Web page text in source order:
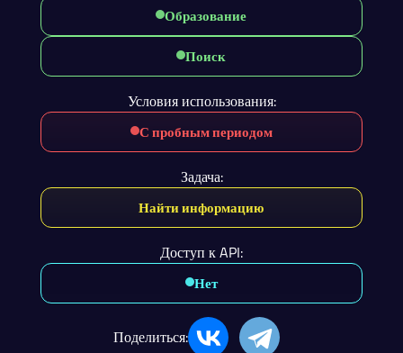
Образование
Поиск
Условия использования:
С пробным периодом
Задача:
Найти информацию
Доступ к API:
Нет
Поделиться: